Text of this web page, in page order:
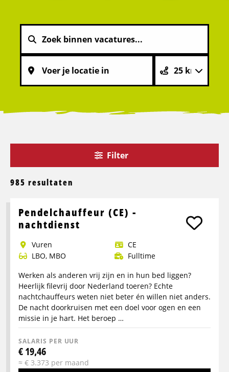
Filter
985 resultaten
Pendelchauffeur (CE) -
nachtdienst
Vuren
CE
LBO, MBO
Fulltime
Werken als anderen vrij zijn en in hun bed liggen?
Heerlijk filevrij door Nederland toeren? Echte
nachtchauffeurs weten niet beter én willen niet anders.
De nacht doorkruisen met een doel voor ogen en een
missie in je hart. Het beroep …
SALARIS PER UUR
€ 19,46
≈ € 3.373 per maand